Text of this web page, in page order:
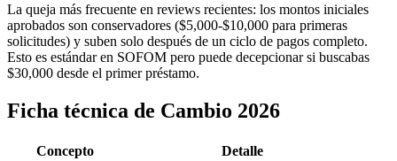
La queja más frecuente en reviews recientes: los montos iniciales
aprobados son conservadores ($5,000-$10,000 para primeras
solicitudes) y suben solo después de un ciclo de pagos completo.
Esto es estándar en SOFOM pero puede decepcionar si buscabas
$30,000 desde el primer préstamo.
Ficha técnica de Cambio 2026
Concepto
Detalle